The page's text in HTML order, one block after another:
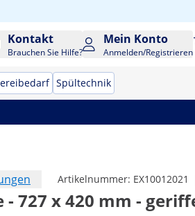
Kontakt
Brauchen Sie Hilfe?
Mein Konto
Anmelden/Registrieren
Spültechnik
Artikelnummer: EX10012021
727 x 420 mm -